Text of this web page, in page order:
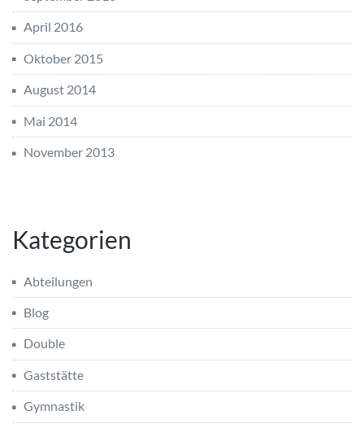
April 2016
Oktober 2015
August 2014
Mai 2014
November 2013
Kategorien
Abteilungen
Blog
Double
Gaststätte
Gymnastik